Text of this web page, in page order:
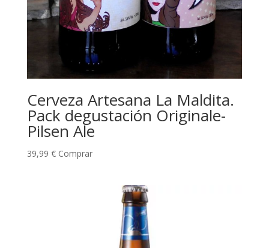
Cerveza Artesana La Maldita.
Pack degustación Originale-
Pilsen Ale
39,99 € Comprar